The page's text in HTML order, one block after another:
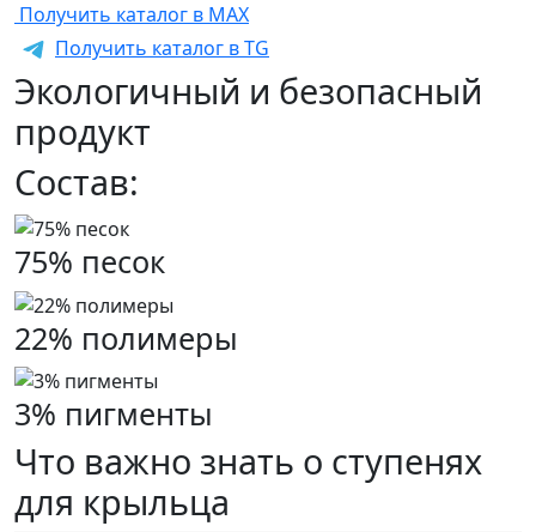
Получить каталог в MAX
Получить каталог в TG
Экологичный и безопасный
продукт
Состав:
75% песок
22% полимеры
3% пигменты
Что важно знать о ступенях
для крыльца